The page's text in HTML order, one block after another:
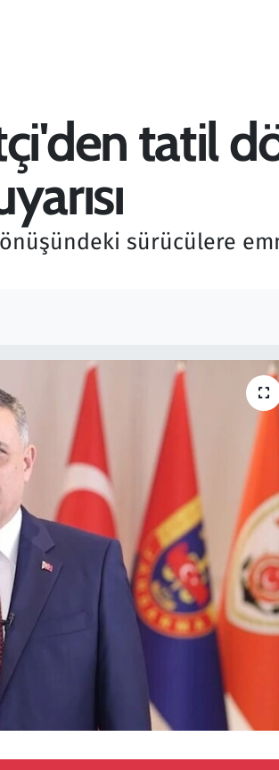
tatil
sürücülere